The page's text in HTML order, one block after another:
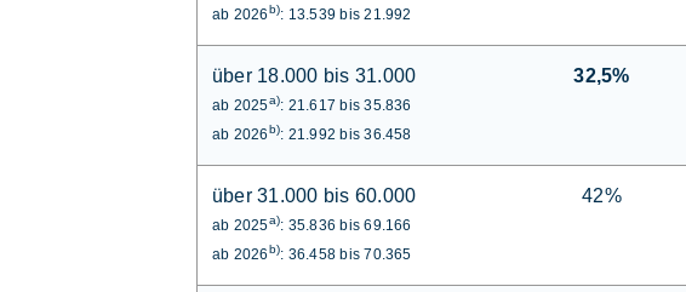
ab 2026b): 13.539 bis 21.992
über 18.000 bis 31.000
ab 2025a): 21.617 bis 35.836
ab 2026b): 21.992 bis 36.458
32,5%
über 31.000 bis 60.000
ab 2025a): 35.836 bis 69.166
ab 2026b): 36.458 bis 70.365
42%